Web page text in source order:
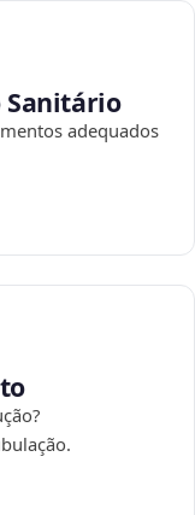
Sanitário
adequados